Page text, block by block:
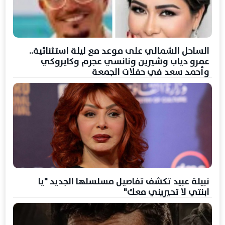
الساحل الشمالي على موعد مع ليلة استثنائية..
عمرو دياب وشيرين ونانسي عجرم وكايروكي
وأحمد سعد في حفلات الجمعة
نبيلة عبيد تكشف تفاصيل مسلسلها الجديد "يا
ابنتي لا تحيريني معك"